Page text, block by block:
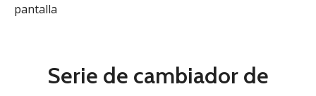
pantalla
Serie de cambiador de